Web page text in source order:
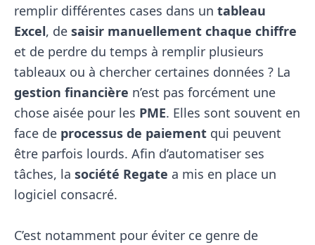
remplir différentes cases dans un tableau
Excel, de saisir manuellement chaque chiffre
et de perdre du temps à remplir plusieurs
tableaux ou à chercher certaines données ? La
gestion financière n’est pas forcément une
chose aisée pour les PME. Elles sont souvent en
face de processus de paiement qui peuvent
être parfois lourds. Afin d’automatiser ses
tâches, la société Regate a mis en place un
logiciel consacré.
C’est notamment pour éviter ce genre de